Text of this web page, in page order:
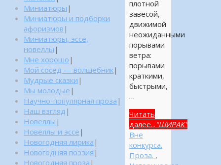
плотной
завесой,
движимой
неожиданными
порывами
ветра:
порывами
краткими,
быстрыми,
…
Читать
далее... "ШИРАК"
Вне
конкурса.
Проза. ,
Миниатюры |
Миниатюры и подборки
афоризмов |
Миниатюры, эссе,
новеллы |
Мне хорошо |
Мой сосед — волшебник|
Мудрые сказки |
Мы молодые |
Научно-популярная проза |
Наш взгляд |
Новеллы |
Новеллы и эссе |
Новогодняя лирика |
Новогодняя поэзия |
Новогодняя проза |